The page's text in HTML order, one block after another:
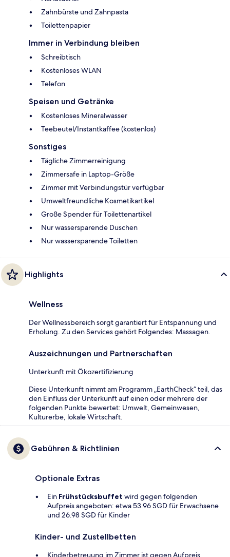
Zahnbürste und Zahnpasta
Toilettenpapier
Immer in Verbindung bleiben
Schreibtisch
Kostenloses WLAN
Telefon
Speisen und Getränke
Kostenloses Mineralwasser
Teebeutel/Instantkaffee (kostenlos)
Sonstiges
Tägliche Zimmerreinigung
Zimmersafe in Laptop-Größe
Zimmer mit Verbindungstür verfügbar
Umweltfreundliche Kosmetikartikel
Große Spender für Toilettenartikel
Nur wassersparende Duschen
Nur wassersparende Toiletten
Highlights
Wellness
Der Wellnessbereich sorgt garantiert für Entspannung und
Erholung. Zu den Services gehört Folgendes: Massagen.
Auszeichnungen und Partnerschaften
Unterkunft mit Ökozertifizierung
Diese Unterkunft nimmt am Programm „EarthCheck“ teil, das
den Einfluss der Unterkunft auf einen oder mehrere der
folgenden Punkte bewertet: Umwelt, Gemeinwesen,
Kulturerbe, lokale Wirtschaft.
Gebühren & Richtlinien
Optionale Extras
Ein Frühstücksbuffet wird gegen folgenden
Aufpreis angeboten: etwa 53.96 SGD für Erwachsene
und 26.98 SGD für Kinder
Kinder- und Zustellbetten
Kinderbetreuung im Zimmer ist gegen Aufpreis